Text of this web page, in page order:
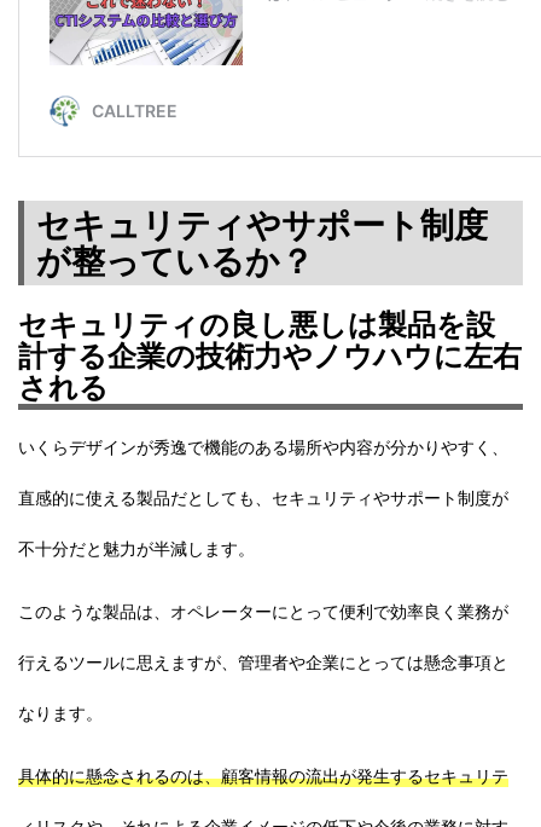
セキュリティやサポート制度
が整っているか？
セキュリティの良し悪しは製品を設
計する企業の技術力やノウハウに左右
される
いくらデザインが秀逸で機能のある場所や内容が分かりやすく、
直感的に使える製品だとしても、 セキュリティやサポート制度が
不十分だと魅力が半減します。
このような製品は、オペレーターにとって便利で効率良く業務が
行えるツールに思えますが、管理者や企業にとっては懸念事項と
なります。
具体的に懸念されるのは、顧客情報の流出が発生するセキュリテ